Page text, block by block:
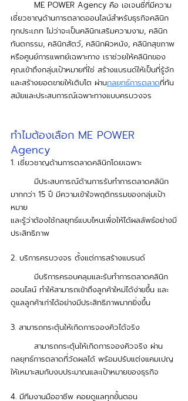
เชี่ยวชาญด้านการตลาดออนไลน์สำหรับธุรกิจคลินิก
ทุกประเภท ไม่ว่าจะเป็นคลินิกเสริมความงาม, คลินิก
ทันตกรรม, คลินิกสัตว์, คลินิกผิวหนัง, คลินิกสุขภาพ
หรือศูนย์การแพทย์เฉพาะทาง เราช่วยให้คลินิกของ
คุณเข้าถึงกลุ่มเป้าหมายที่ใช่ สร้างแบรนด์ให้เป็นที่รู้จัก
และสร้างยอดขายให้เติบโต ผ่านกลยุทธ์การตลาดที่ทัน
สมัยและประสบการณ์เฉพาะทางแบบครบวงจร
ทำไมต้องเลือก ME POWER
Agency
1. เชี่ยวชาญด้านการตลาดคลินิกโดยเฉพาะ
มากกว่า 15 ปี มีความเข้าใจพฤติกรรมของกลุ่มเป้า
หมาย
และรู้ว่าต้องใช้กลยุทธ์แบบไหนเพื่อให้ได้ผลลัพธ์อย่างมี
ประสิทธิภาพ
2. บริการครบวงจร ตั้งแต่การสร้างแบรนด์
ออนไลน์ ทำให้สามารถเข้าถึงลูกค้าใหม่ได้ง่ายขึ้น และ
ดูแลลูกค้าเก่าได้อย่างมีประสิทธิภาพมากยิ่งขึ้น
3. สามารถกระตุ้นให้เกิดการจองคิวได้จริง
กลยุทธ์การตลาดที่วัดผลได้ พร้อมปรับแต่งแคมเปญ
ให้เหมาะสมกับงบประมาณและเป้าหมายของธุรกิจ
4. มีทีมงานมืออาชีพ คอยดูแลทุกขั้นตอน